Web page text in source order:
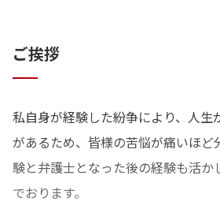
ご挨拶
私自身が経験した紛争により、人生
があるため、皆様の苦悩が痛いほど
験と弁護士となった後の経験も活か
でおります。